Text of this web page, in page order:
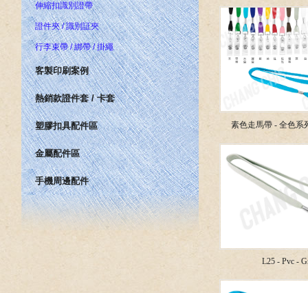
伸縮扣識別證帶
證件夾 / 識別証夾
行李束帶 / 綁帶 / 掛繩
客製印刷案例
熱銷款證件套 / 卡套
塑膠扣具配件區
金屬配件區
手機周邊配件
素色走馬帶 - 全色系
L25 - Pvc -